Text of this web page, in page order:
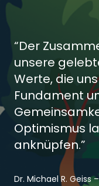
“Der
unsere
Werte, die
Fundament
Optimismus
anknüpfen.”
Dr. Michael R.